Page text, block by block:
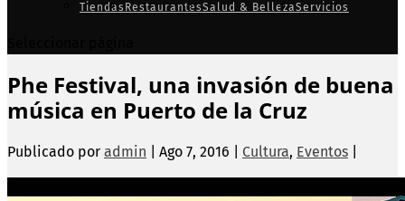
Tiendas RestaurantesSalud & BellezaServicios
Phe Festival, una invasión de buena
música en Puerto de la Cruz
Publicado por admin Ago 7, 2016 Cultura, Eventos